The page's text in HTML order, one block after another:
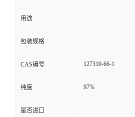
用途
包装规格
CAS编号 127310-66-1
纯度 97%
是否进口